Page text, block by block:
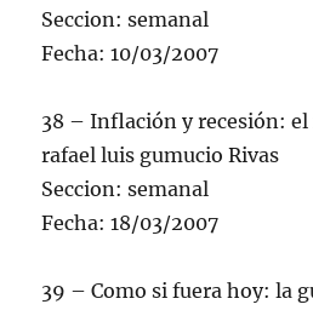
Seccion: semanal
Fecha: 10/03/2007
38 – Inflación y recesión:
rafael luis gumucio Rivas
Seccion: semanal
Fecha: 18/03/2007
39 – Como si fuera hoy: la